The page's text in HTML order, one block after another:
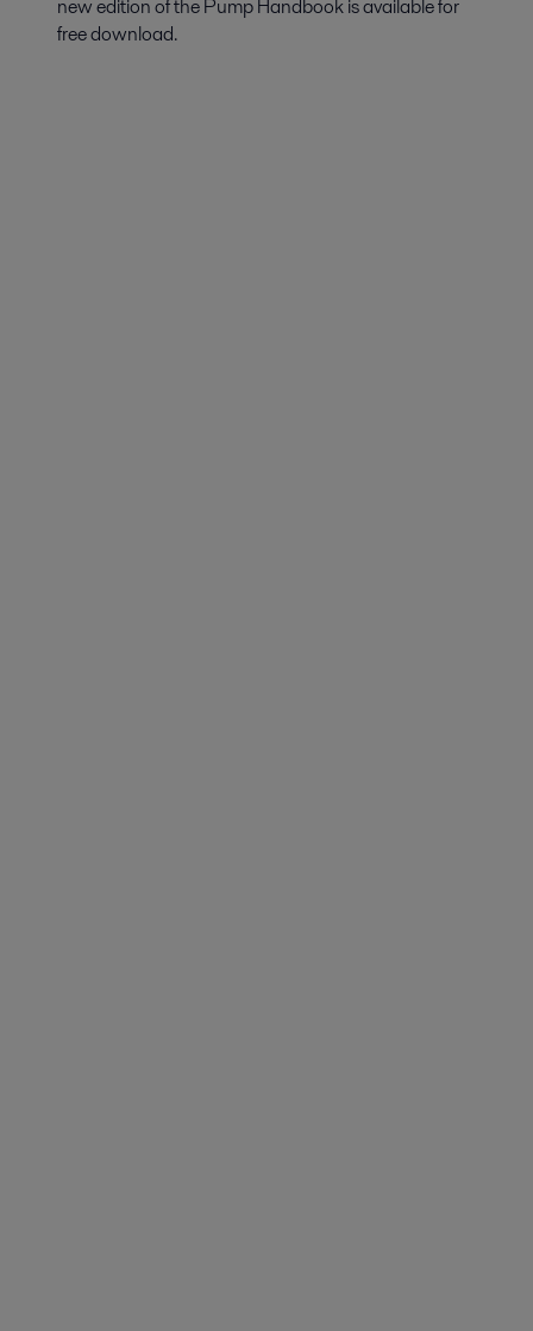
new edition of the Pump Handbook is available for
free download.